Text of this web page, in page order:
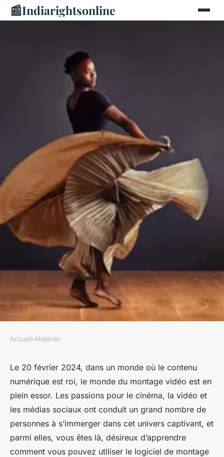
📰Indiarightsonline
Comment utiliser un logiciel
de montage vidéo Adobe
Premiere Pro sur un Acer
Predator pour les projets
créatifs ?
Accueil›Matériel
Le 20 février 2024, dans un monde où le contenu
numérique est roi, le monde du montage vidéo est en
plein essor. Les passions pour le cinéma, la vidéo et
les médias sociaux ont conduit un grand nombre de
personnes à s’immerger dans cet univers captivant, et
parmi elles, vous êtes là, désireux d’apprendre
comment vous pouvez utiliser le logiciel de montage